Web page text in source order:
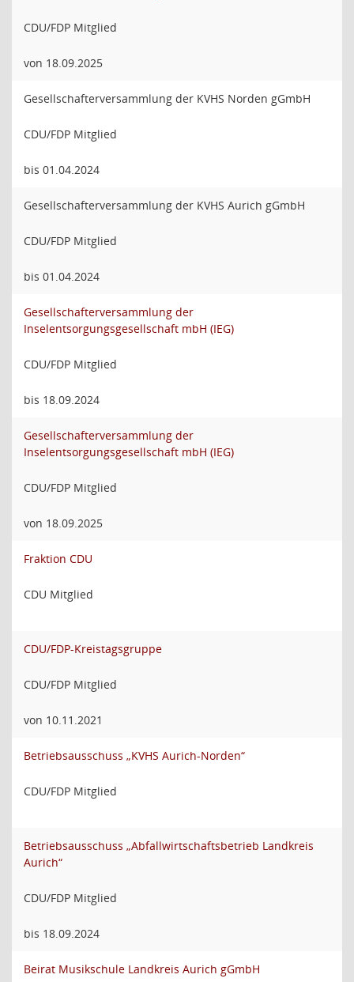
CDU/FDP Mitglied
von 18.09.2025
Gesellschafterversammlung der KVHS Norden gGmbH
CDU/FDP Mitglied
bis 01.04.2024
Gesellschafterversammlung der KVHS Aurich gGmbH
CDU/FDP Mitglied
bis 01.04.2024
Gesellschafterversammlung der
Inselentsorgungsgesellschaft mbH (IEG)
CDU/FDP Mitglied
bis 18.09.2024
Gesellschafterversammlung der
Inselentsorgungsgesellschaft mbH (IEG)
CDU/FDP Mitglied
von 18.09.2025
Fraktion CDU
CDU Mitglied
CDU/FDP-Kreistagsgruppe
CDU/FDP Mitglied
von 10.11.2021
Betriebsausschuss „KVHS Aurich-Norden“
CDU/FDP Mitglied
Betriebsausschuss „Abfallwirtschaftsbetrieb Landkreis
Aurich“
CDU/FDP Mitglied
bis 18.09.2024
Beirat Musikschule Landkreis Aurich gGmbH